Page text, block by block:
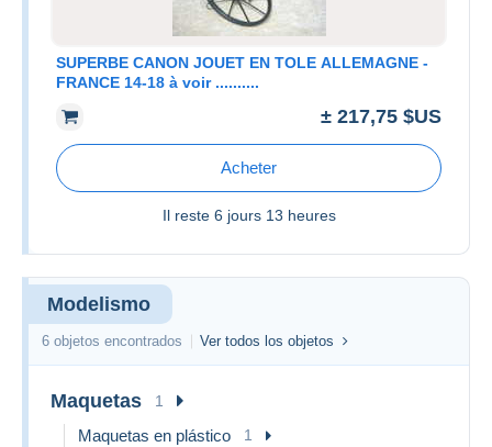
SUPERBE CANON JOUET EN TOLE ALLEMAGNE -
FRANCE 14-18 à voir ..........
± 217,75 $US
Acheter
Il reste 6 jours 13 heures
Modelismo
6 objetos encontrados Ver todos los objetos
Maquetas 1
Maquetas en plástico 1